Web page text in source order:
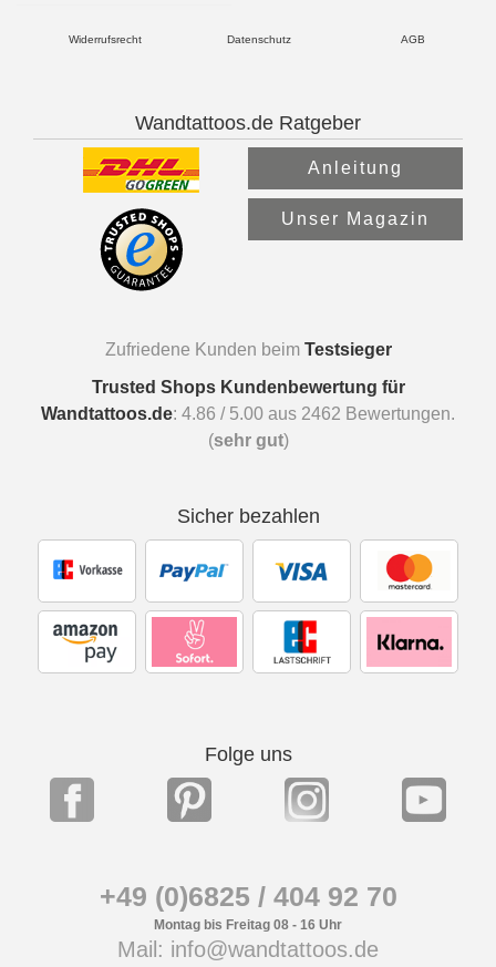
Widerrufsrecht Datenschutz AGB
Wandtattoos.de Ratgeber
Anleitung
Unser Magazin
Zufriedene Kunden beim Testsieger
Trusted Shops Kundenbewertung für
Wandtattoos.de: 4.86 / 5.00 aus 2462 Bewertungen.
(sehr gut)
Sicher bezahlen
Folge uns
+49 (0)6825 / 404 92 70
Montag bis Freitag 08 - 16 Uhr
Mail: info@wandtattoos.de